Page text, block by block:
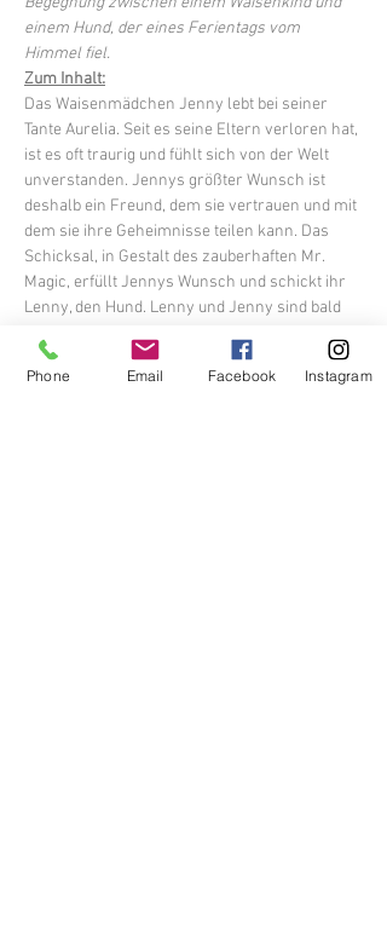
einem Hund, der eines Ferientags vom
Himmel fiel.
Zum Inhalt:
Das Waisenmädchen Jenny lebt bei seiner
Tante Aurelia. Seit es seine Eltern verloren hat,
ist es oft traurig und fühlt sich von der Welt
unverstanden. Jennys größter Wunsch ist
deshalb ein Freund, dem sie vertrauen und mit
dem sie ihre Geheimnisse teilen kann. Das
Schicksal, in Gestalt des zauberhaften Mr.
Magic, erfüllt Jennys Wunsch und schickt ihr
Lenny, den Hund. Lenny und Jenny sind bald
birgt auch die von Jenny und Lenny Hürden,
die die beiden zu meistern haben. Und trotz
Phone Email Facebook Instagram